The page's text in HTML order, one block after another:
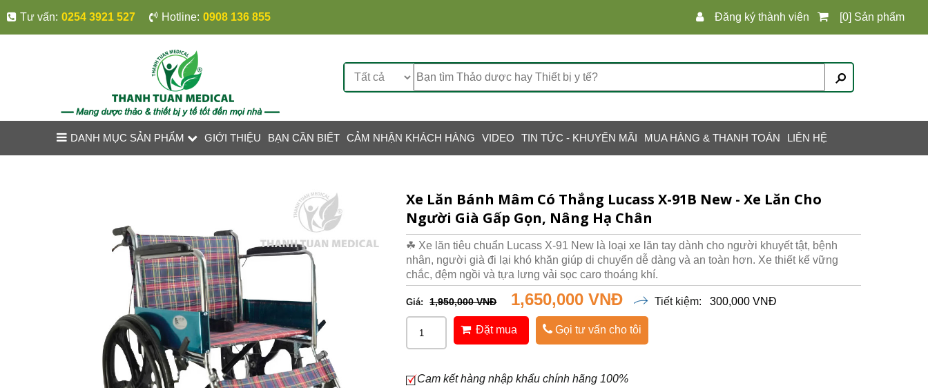
Tư vấn: 0254 3921 527 Hotline: 0908 136 855 Đăng ký thành viên [0] Sản phẩm
DANH MỤC SẢN PHẨM GIỚI THIỆU BẠN CẦN BIẾT CẢM NHẬN KHÁCH HÀNG VIDEO TIN TỨC - KHUYẾN MÃI MUA HÀNG & THANH TOÁN LIÊN HỆ
Xe Lăn Bánh Mâm Có Thắng Lucass X-91B New - Xe Lăn Cho
Người Già Gấp Gọn, Nâng Hạ Chân
☘ Xe lăn tiêu chuẩn Lucass X-91 New là loại xe lăn tay dành cho người khuyết tật, bệnh
nhân, người già đi lại khó khăn giúp di chuyển dễ dàng và an toàn hơn. Xe thiết kế vững
chắc, đệm ngồi và tựa lưng vải sọc caro thoáng khí.
Giá: 1,950,000 VNĐ 1,650,000 VNĐ Tiết kiệm: 300,000 VNĐ
Đặt mua Gọi tư vấn cho tôi
Cam kết hàng nhập khẩu chính hãng 100%